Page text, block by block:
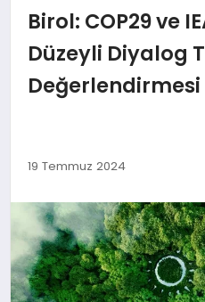
DÜNYA
EĞITIM
MAGAZIN
SAĞLIK
SIYASET
Birol: COP29 ve
Düzeyli Diyalog
Değerlendirmesi
19 Temmuz 2024